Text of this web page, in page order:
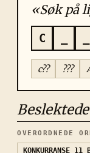
«Søk på
C
c?? ???
OVERORDNEDE
KONKURRANSE 11